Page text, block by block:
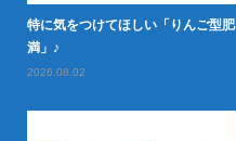
特に気をつけてほしい「りんご型肥
満」♪
2026.08.02